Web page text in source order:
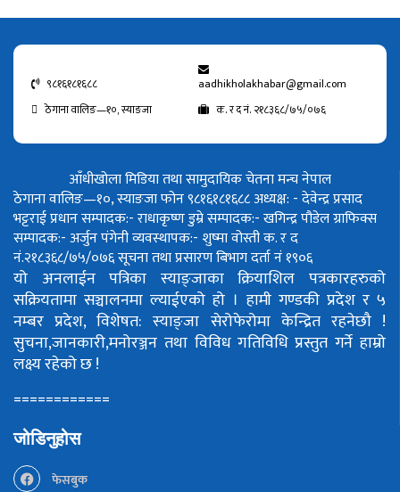
९८१६१८१६८८
aadhikholakhabar@gmail.com
ठेगाना वालिङ—१०, स्याङजा
क. र द नं. २१८३६८/७५/०७६
आँधीखोला मिडिया तथा सामुदायिक चेतना मन्च नेपाल
ठेगाना वालिङ—१०, स्याङजा फोन ९८१६१८१६८८अध्यक्ष: - देवेन्द्र प्रसाद
भट्टराईप्रधान सम्पादक:- राधाकृष्ण डुम्रेसम्पादक:- खगिन्द्र पौडेलग्राफिक्स
सम्पादक:- अर्जुन पंगेनीव्यवस्थापक:- शुष्मा वोस्तीक. र द
नं.२१८३६८/७५/०७६सूचना तथा प्रसारण बिभाग दर्ता नं १९०६
यो अनलाईन पत्रिका स्याङ्जाका क्रियाशिल पत्रकारहरुको
सक्रियतामा सञ्चालनमा ल्याईएको हो । हामी गण्डकी प्रदेश र ५
नम्बर प्रदेश, विशेषत: स्याङ्जा सेरोफेरोमा केन्द्रित रहनेछौ !
सुचना,जानकारी,मनोरञ्जन तथा विविध गतिविधि प्रस्तुत गर्ने हाम्रो
लक्ष्य रहेको छ !
============
जोडिनुहोस
फेसबुक